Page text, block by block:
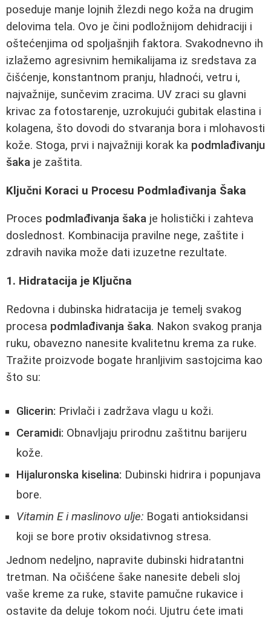
poseduje manje lojnih žlezdi nego koža na drugim
delovima tela. Ovo je čini podložnijom dehidraciji i
oštećenjima od spoljašnjih faktora. Svakodnevno ih
izlažemo agresivnim hemikalijama iz sredstava za
čišćenje, konstantnom pranju, hladnoći, vetru i,
najvažnije, sunčevim zracima. UV zraci su glavni
krivac za fotostarenje, uzrokujući gubitak elastina i
kolagena, što dovodi do stvaranja bora i mlohavosti
kože. Stoga, prvi i najvažniji korak ka podmlađivanju
šaka je zaštita.
Ključni Koraci u Procesu Podmlađivanja Šaka
Proces podmlađivanja šaka je holistički i zahteva
doslednost. Kombinacija pravilne nege, zaštite i
zdravih navika može dati izuzetne rezultate.
1. Hidratacija je Ključna
Redovna i dubinska hidratacija je temelj svakog
procesa podmlađivanja šaka. Nakon svakog pranja
ruku, obavezno nanesite kvalitetnu krema za ruke.
Tražite proizvode bogate hranljivim sastojcima kao
što su:
Glicerin: Privlači i zadržava vlagu u koži.
Ceramidi: Obnavljaju prirodnu zaštitnu barijeru
kože.
Hijaluronska kiselina: Dubinski hidrira i popunjava
bore.
Vitamin E i maslinovo ulje: Bogati antioksidansi
koji se bore protiv oksidativnog stresa.
Jednom nedeljno, napravite dubinski hidratantni
tretman. Na očišćene šake nanesite debeli sloj
vaše kreme za ruke, stavite pamučne rukavice i
ostavite da deluje tokom noći. Ujutru ćete imati